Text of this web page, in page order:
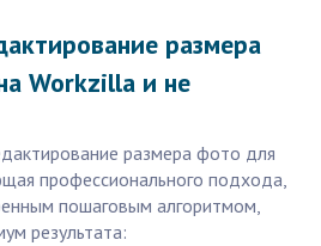
размера
Workzilla и не
размера фото для
профессионального подхода,
пошаговым алгоритмом,
результата: